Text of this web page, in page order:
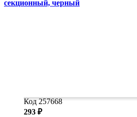
секционный, черный
Код 257668
293 ₽